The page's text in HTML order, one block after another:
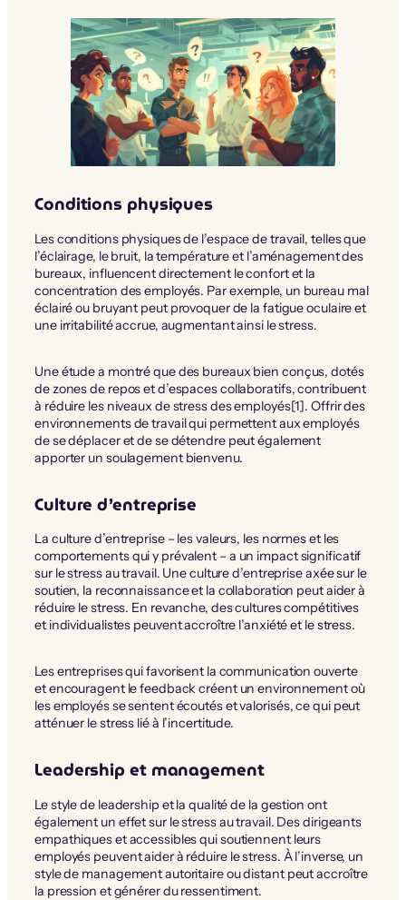
Conditions physiques
Les conditions physiques de l’espace de travail, telles que
l’éclairage, le bruit, la température et l’aménagement des
bureaux, influencent directement le confort et la
concentration des employés. Par exemple, un bureau mal
éclairé ou bruyant peut provoquer de la fatigue oculaire et
une irritabilité accrue, augmentant ainsi le stress.
Une étude a montré que des bureaux bien conçus, dotés
de zones de repos et d’espaces collaboratifs, contribuent
à réduire les niveaux de stress des employés[1]. Offrir des
environnements de travail qui permettent aux employés
de se déplacer et de se détendre peut également
apporter un soulagement bienvenu.
Culture d’entreprise
La culture d’entreprise – les valeurs, les normes et les
comportements qui y prévalent – a un impact significatif
sur le stress au travail. Une culture d’entreprise axée sur le
soutien, la reconnaissance et la collaboration peut aider à
réduire le stress. En revanche, des cultures compétitives
et individualistes peuvent accroître l’anxiété et le stress.
Les entreprises qui favorisent la communication ouverte
et encouragent le feedback créent un environnement où
les employés se sentent écoutés et valorisés, ce qui peut
atténuer le stress lié à l’incertitude.
Leadership et management
Le style de leadership et la qualité de la gestion ont
également un effet sur le stress au travail. Des dirigeants
empathiques et accessibles qui soutiennent leurs
employés peuvent aider à réduire le stress. À l’inverse, un
style de management autoritaire ou distant peut accroître
la pression et générer du ressentiment.